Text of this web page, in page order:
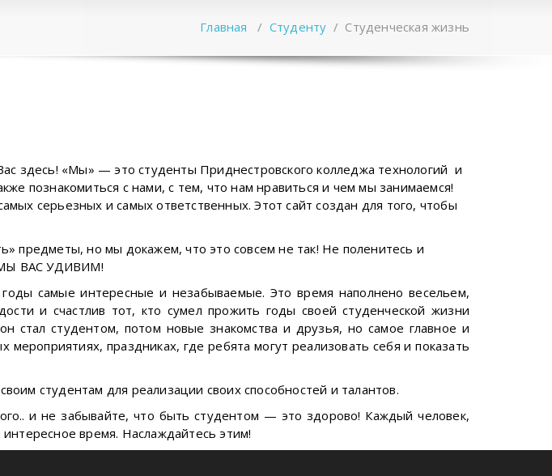
Главная / Студенту / Студенческая жизнь
здесь! «Мы» — это студенты Приднестровского колледжа технологий и
познакомиться с нами, с тем, что нам нравиться и чем мы занимаемся!
серьезных и самых ответственных. Этот сайт создан для того, чтобы
предметы, но мы докажем, что это совсем не так! Не поленитесь и
МЫ ВАС УДИВИМ!
самые интересные и незабываемые. Это время наполнено весельем,
и счастлив тот, кто сумел прожить годы своей студенческой жизни
стал студентом, потом новые знакомства и друзья, но самое главное и
праздниках, где ребята могут реализовать себя и показать
студентам для реализации своих способностей и талантов.
и не забывайте, что быть студентом — это здорово! Каждый человек,
время. Наслаждайтесь этим!